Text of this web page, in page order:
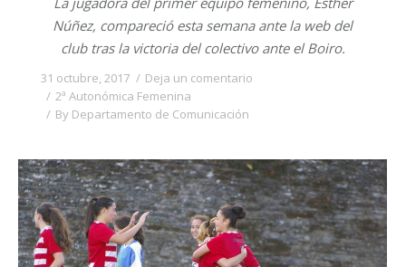
Núñez, compareció esta semana ante la web del
club tras la victoria del colectivo ante el Boiro.
31 octubre, 2017
Deja un comentario
2ª Autonómica Femenina
By Departamento de Comunicación